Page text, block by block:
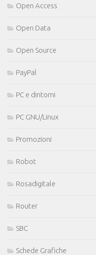
Open Access
Open Data
Open Source
PayPal
PC e dintorni
PC GNU/Linux
Promozioni
Robot
Rosadigitale
Router
SBC
Schede Grafiche